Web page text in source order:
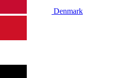
Denmark